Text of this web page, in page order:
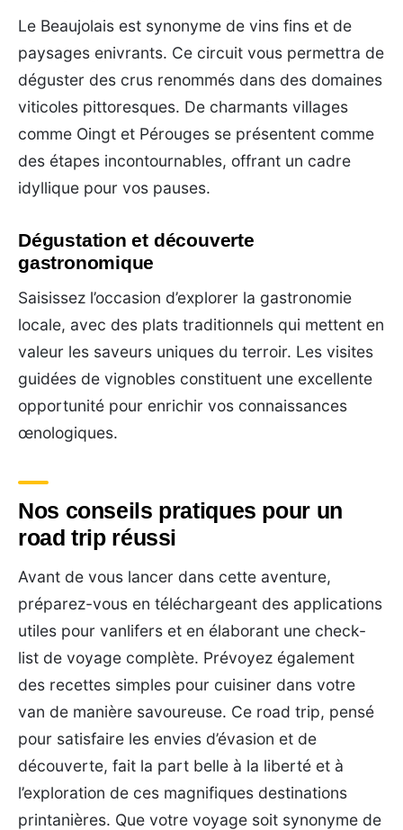
Le Beaujolais est synonyme de vins fins et de
paysages enivrants. Ce circuit vous permettra de
déguster des crus renommés dans des domaines
viticoles pittoresques. De charmants villages
comme Oingt et Pérouges se présentent comme
des étapes incontournables, offrant un cadre
idyllique pour vos pauses.
Dégustation et découverte
gastronomique
Saisissez l’occasion d’explorer la gastronomie
locale, avec des plats traditionnels qui mettent en
valeur les saveurs uniques du terroir. Les visites
guidées de vignobles constituent une excellente
opportunité pour enrichir vos connaissances
œnologiques.
Nos conseils pratiques pour un
road trip réussi
Avant de vous lancer dans cette aventure,
préparez-vous en téléchargeant des applications
utiles pour vanlifers et en élaborant une check-
list de voyage complète. Prévoyez également
des recettes simples pour cuisiner dans votre
van de manière savoureuse. Ce road trip, pensé
pour satisfaire les envies d’évasion et de
découverte, fait la part belle à la liberté et à
l’exploration de ces magnifiques destinations
printanières. Que votre voyage soit synonyme de